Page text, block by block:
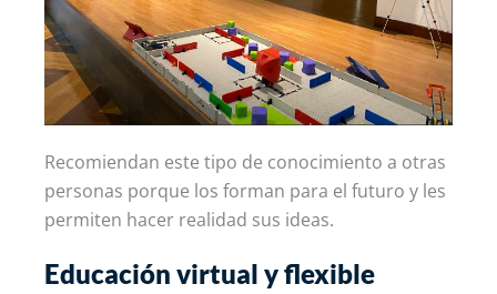
Recomiendan este tipo de conocimiento a otras
personas porque los forman para el futuro y les
permiten hacer realidad sus ideas.
Educación virtual y flexible